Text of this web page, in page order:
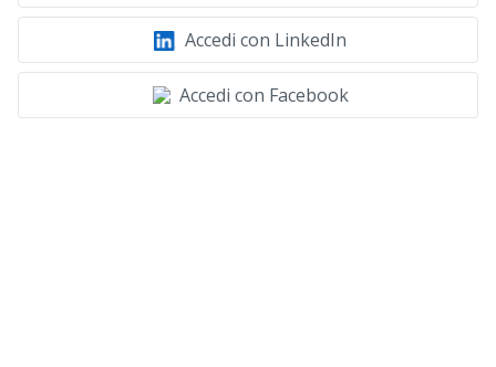
Accedi con LinkedIn
Accedi con Facebook